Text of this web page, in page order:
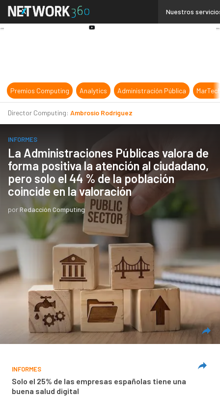
Nuestros
Premios Computing Analytics Administración Pública
Director Computing: Ambrosio Rodríguez
INFORMES
La Administraciones Públicas valora de
forma positiva la atención al ciudadano,
pero solo el 44 % de la población
coincide en la valoración
porRedacción Computing
INFORMES
Solo el 25% de las empresas españolas tiene una
buena salud digital